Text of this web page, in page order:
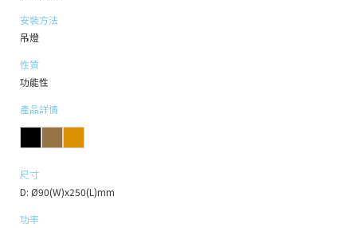
安裝方法
吊燈
性質
功能性
產品詳情
尺寸
D: Ø90(W)x250(L)mm
功率